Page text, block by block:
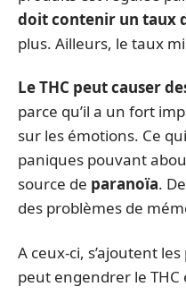
doit contenir un taux
plus. Ailleurs, le taux
Le THC peut causer
parce qu’il a un fort
sur les émotions. Ce
paniques pouvant
source de paranoïa.
des problèmes de
A ceux-ci, s’ajoutent
peut engendrer le